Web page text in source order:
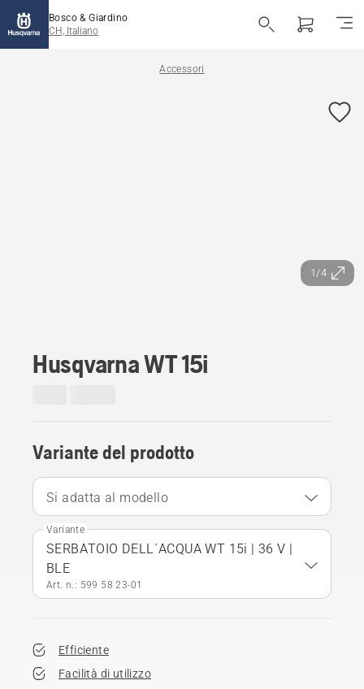
Bosco & Giardino
CH, Italiano
Accessori
1/4
Husqvarna WT 15i
Variante del prodotto
Si adatta al modello
Variante
SERBATOIO DELL´ACQUA WT 15i | 36 V |
BLE
Art. n.: 599 58 23‑01
Efficiente
Facilità di utilizzo